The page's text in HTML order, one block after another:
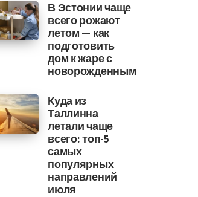
В Эстонии чаще
всего рожают
летом — как
подготовить
дом к жаре с
новорожденным
Куда из
Таллинна
летали чаще
всего: топ-5
самых
популярных
направлений
июля